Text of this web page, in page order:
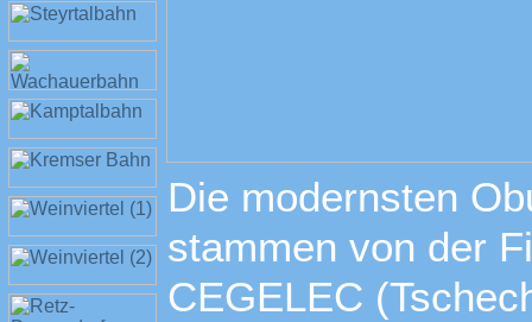
Die modernsten
stammen von der
CEGELEC